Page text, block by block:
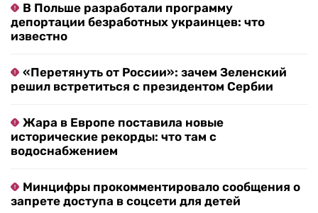
В Польше разработали программу
депортации безработных украинцев: что
известно
«Перетянуть от России»: зачем Зеленский
решил встретиться с президентом Сербии
Жара в Европе поставила новые
исторические рекорды: что там с
водоснабжением
Минцифры прокомментировало сообщения о
запрете доступа в соцсети для детей